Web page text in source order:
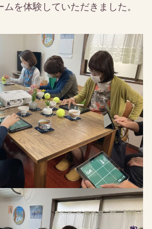
を体験していただきました。